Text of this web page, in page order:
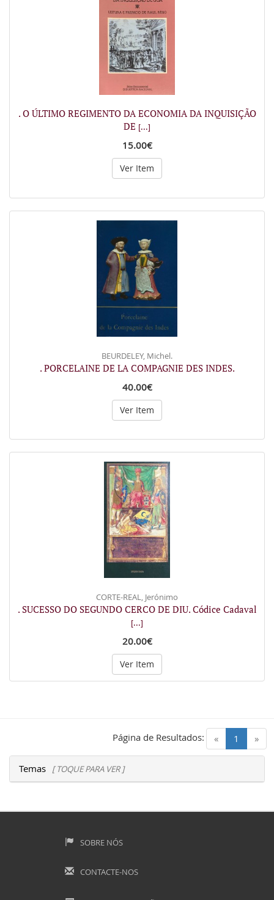
. O ÚLTIMO REGIMENTO DA ECONOMIA DA INQUISIÇÃO
DE [...]
15.00€
Ver Item
BEURDELEY, Michel.
. PORCELAINE DE LA COMPAGNIE DES INDES.
40.00€
Ver Item
CORTE-REAL, Jerónimo
. SUCESSO DO SEGUNDO CERCO DE DIU. Códice Cadaval
[...]
20.00€
Ver Item
« 1 (current)
»
Página de Resultados:
Temas [ TOQUE PARA VER ]
SOBRE NÓS
CONTACTE-NOS